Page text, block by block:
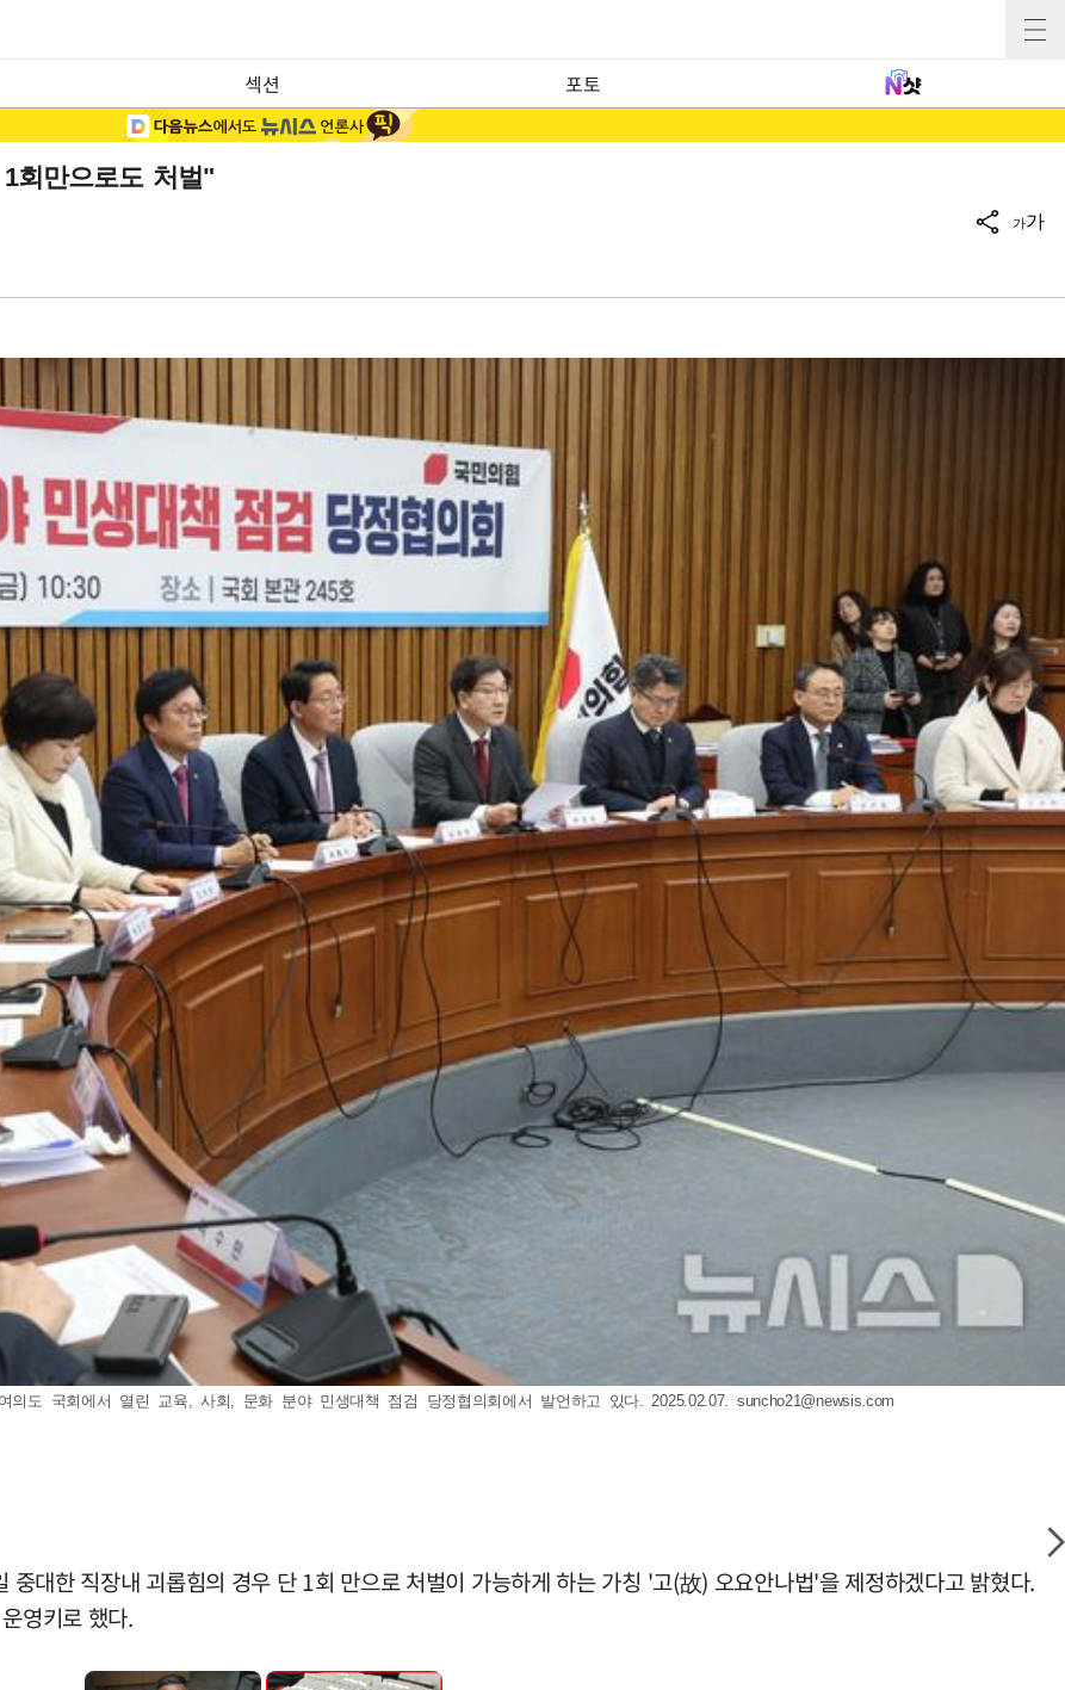
섹션 포토
회만으로도 처벌"
가가
도 국회에서 열린 교육, 사회, 문화 분야 민생대책 점검 당정협의회에서 발언하고 있다. 2025.02.07. suncho21@newsis.com
대한 직장내 괴롭힘의 경우 단 1회 만으로 처벌이 가능하게 하는 가칭 '고(故) 오요안나법'을 제정하겠다고 밝혔다.
영키로 했다.